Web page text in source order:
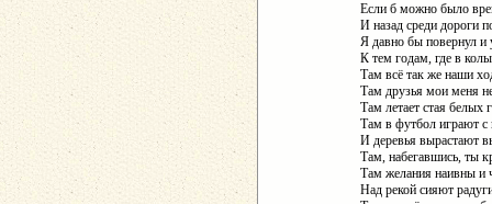
Если б можно было
И назад среди дороги
Я давно бы повернул и
К тем годам, где в
Там всё так же наши
Там друзья мои меня
Там летает стая белых
Там в футбол играют
И деревья вырастают
Там, набегавшись, ты
Там желания наивны и
Над рекой сияют